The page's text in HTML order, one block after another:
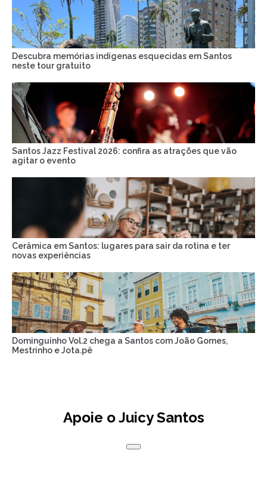
Descubra memórias indígenas esquecidas em Santos
neste tour gratuito
Santos Jazz Festival 2026: confira as atrações que vão
agitar o evento
Cerâmica em Santos: lugares para sair da rotina e ter
novas experiências
Dominguinho Vol.2 chega a Santos com João Gomes,
Mestrinho e Jota.pê
Apoie o Juicy Santos